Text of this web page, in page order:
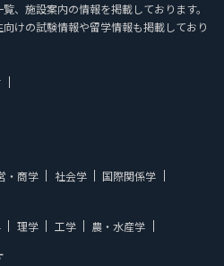
、施設案内の情報を掲載しております。
けの試験情報や留学情報も掲載しており
・商学 社会学
国際関係学
理学 工学
農・水産学